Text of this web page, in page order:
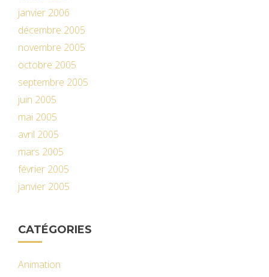
janvier 2006
décembre 2005
novembre 2005
octobre 2005
septembre 2005
juin 2005
mai 2005
avril 2005
mars 2005
février 2005
janvier 2005
CATÉGORIES
Animation